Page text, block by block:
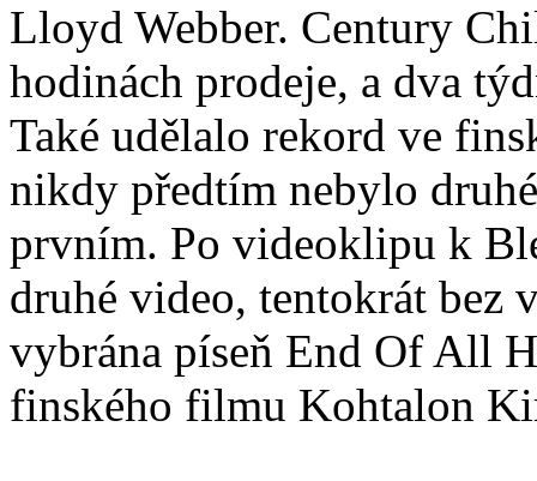
Lloyd Webber. Century
hodinách prodeje, a dva
Také udělalo rekord ve
nikdy předtím nebylo
prvním. Po videoklipu k
druhé video, tentokrát bez
vybrána píseň End Of All
finského filmu Kohtalon